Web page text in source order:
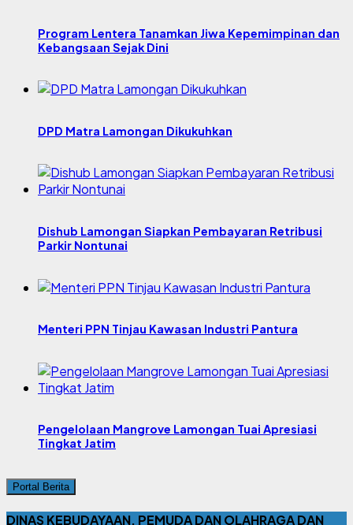
Program Lentera Tanamkan Jiwa Kepemimpinan dan
Kebangsaan Sejak Dini
DPD Matra Lamongan Dikukuhkan
Dishub Lamongan Siapkan Pembayaran Retribusi
Parkir Nontunai
Menteri PPN Tinjau Kawasan Industri Pantura
Pengelolaan Mangrove Lamongan Tuai Apresiasi
Tingkat Jatim
Portal Berita
DINAS KEBUDAYAAN, PEMUDA DAN OLAHRAGA DAN